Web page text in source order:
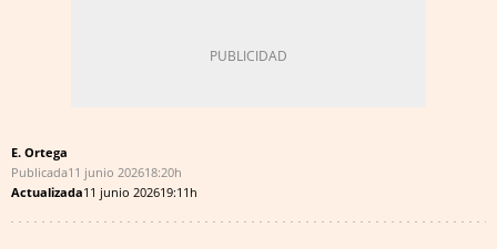
E. Ortega
Publicada11 junio 202618:20h
Actualizada11 junio 202619:11h